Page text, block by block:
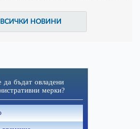
ВСИЧКИ НОВИНИ